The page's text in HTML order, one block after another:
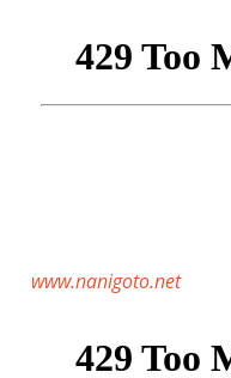
www.nanigoto.net